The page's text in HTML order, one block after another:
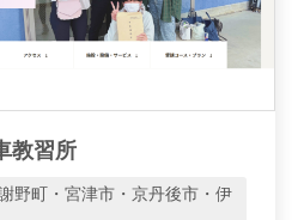
教習所
野町・宮津市・京丹後市・伊